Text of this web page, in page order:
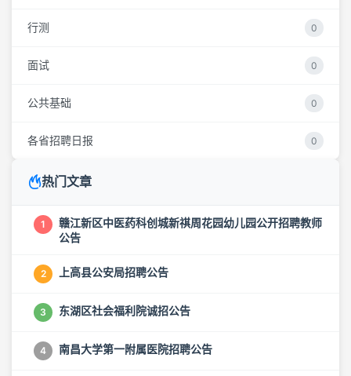
行测 0
面试 0
公共基础 0
各省招聘日报 0
热门文章
1
赣江新区中医药科创城新祺周花园幼儿园公开招聘教师
公告
2 上高县公安局招聘公告
3 东湖区社会福利院诚招公告
4 南昌大学第一附属医院招聘公告